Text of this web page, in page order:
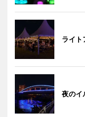
ライト
夜のイ